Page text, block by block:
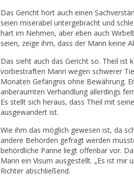
Das Gericht hört auch einen
seien miserabel untergebracht und
hart im Nehmen, aber eben auch
seien, zeige ihm, dass der Mann keine
Das sieht auch das Gericht so. Theil ist
vorbestraften Mann wegen schwerer
Monaten Gefängnis ohne Bewährung.
anberaumten Verhandlung allerdings
Es stellt sich heraus, dass Theil mit
ausgewandert ist.
Wie ihm das möglich gewesen ist, da
andere Behörden gefragt werden
behördliche Panne liegt offenbar vor.
Mann ein Visum ausgestellt. „Es ist mir
Richter abschließend.